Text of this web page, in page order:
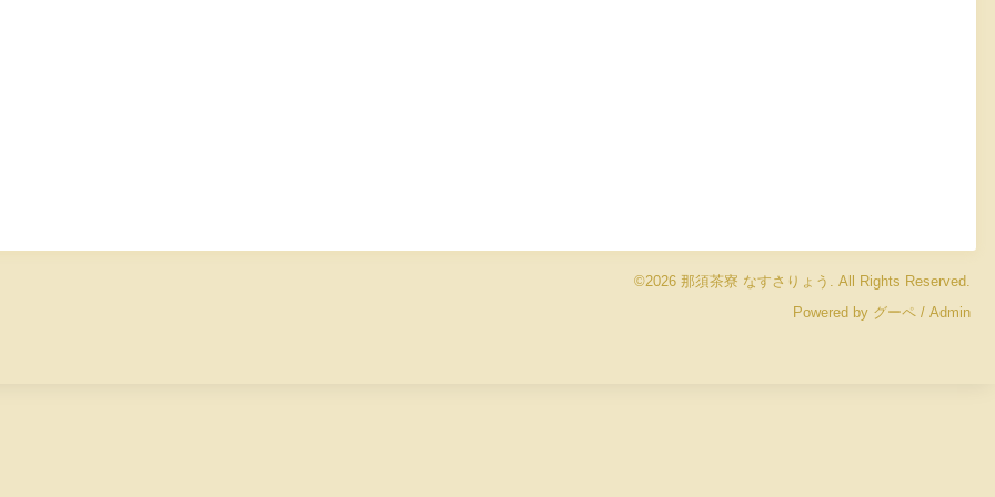
©2026 那須茶寮 なすさりょう . All Rights Reserved.
Powered by グーペ / Admin